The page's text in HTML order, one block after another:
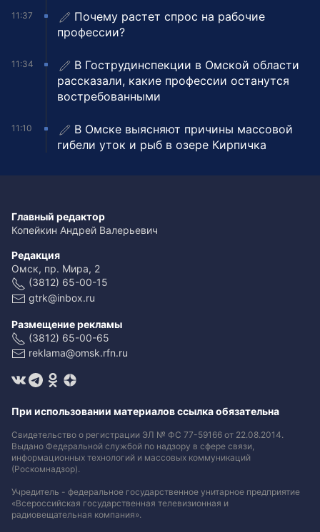
11:37
Почему растет спрос на рабочие
профессии?
11:34
В Гострудинспекции в Омской области
рассказали, какие профессии останутся
востребованными
11:10
В Омске выясняют причины массовой
гибели уток и рыб в озере Кирпичка
Главный редактор
Копейкин Андрей Валерьевич
Редакция
Омск, пр. Мира, 2
(3812) 65-00-15
gtrk@inbox.ru
Размещение рекламы
(3812) 65-00-65
reklama@omsk.rfn.ru
При использовании материалов ссылка обязательна
Свидетельство о регистрации ЭЛ № ФС 77-59166 от 22.08.2014.
Выдано Федеральной службой по надзору в сфере связи,
информационных технологий и массовых коммуникаций
(Роскомнадзор).
Учредитель - федеральное государственное унитарное предприятие
«Всероссийская государственная телевизионная и
радиовещательная компания».